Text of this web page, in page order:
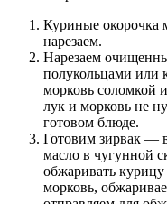
Куриные окорочка
нарезаем.
Нарезаем
полукольцами или
морковь соломкой
лук и морковь не
готовом блюде.
Готовим зирвак —
масло в чугунной
обжаривать
морковь,